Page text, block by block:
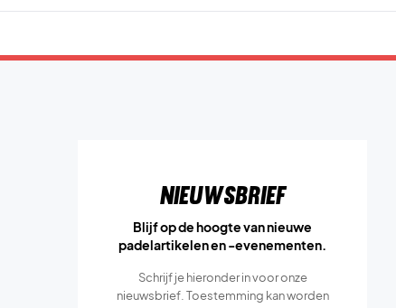
Nieuwsbrief
Blijf op de hoogte van nieuwe
padelartikelen en -evenementen.
Schrijf je hieronder in voor onze
nieuwsbrief. Toestemming kan worden